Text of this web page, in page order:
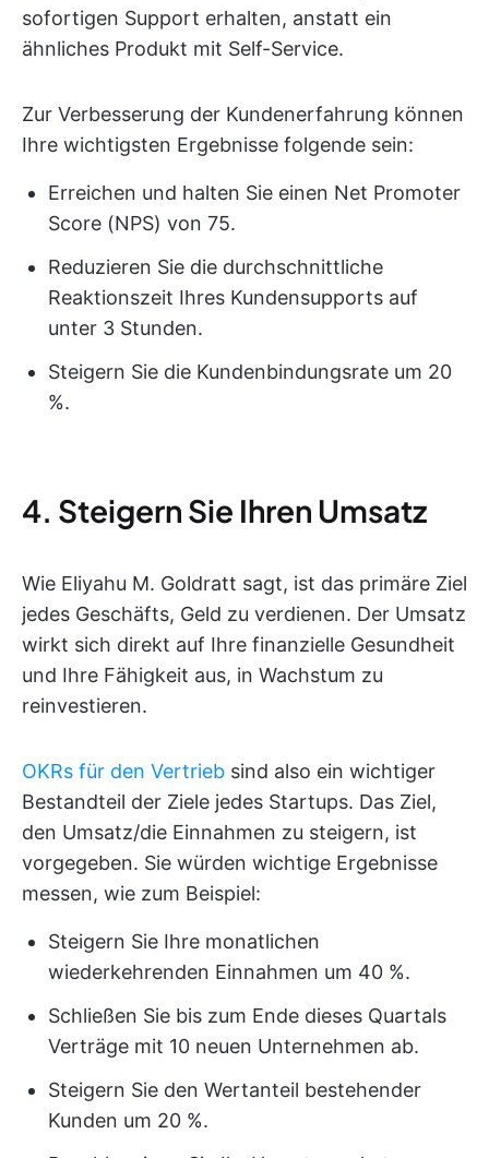
sofortigen Support erhalten, anstatt ein
ähnliches Produkt mit Self-Service.
Zur Verbesserung der Kundenerfahrung können
Ihre wichtigsten Ergebnisse folgende sein:
Erreichen und halten Sie einen Net Promoter
Score (NPS) von 75.
Reduzieren Sie die durchschnittliche
Reaktionszeit Ihres Kundensupports auf
unter 3 Stunden.
Steigern Sie die Kundenbindungsrate um 20
%.
4. Steigern Sie Ihren Umsatz
Wie Eliyahu M. Goldratt sagt, ist das primäre Ziel
jedes Geschäfts, Geld zu verdienen. Der Umsatz
wirkt sich direkt auf Ihre finanzielle Gesundheit
und Ihre Fähigkeit aus, in Wachstum zu
reinvestieren.
OKRs für den Vertrieb sind also ein wichtiger
Bestandteil der Ziele jedes Startups. Das Ziel,
den Umsatz/die Einnahmen zu steigern, ist
vorgegeben. Sie würden wichtige Ergebnisse
messen, wie zum Beispiel:
Steigern Sie Ihre monatlichen
wiederkehrenden Einnahmen um 40 %.
Schließen Sie bis zum Ende dieses Quartals
Verträge mit 10 neuen Unternehmen ab.
Steigern Sie den Wertanteil bestehender
Kunden um 20 %.